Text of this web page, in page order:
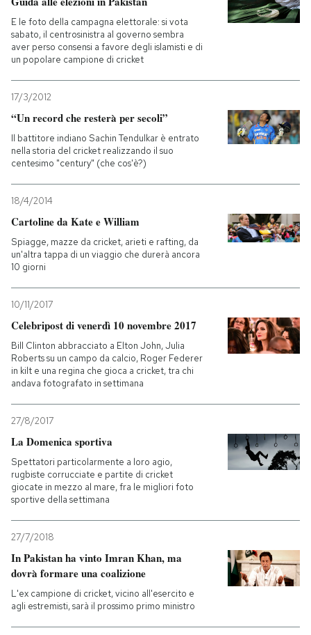
E le foto della campagna elettorale: si vota
sabato, il centrosinistra al governo sembra
aver perso consensi a favore degli islamisti e di
un popolare campione di cricket
17/3/2012
“Un record che resterà per secoli”
Il battitore indiano Sachin Tendulkar è entrato
nella storia del cricket realizzando il suo
centesimo "century" (che cos'è?)
18/4/2014
Cartoline da Kate e William
Spiagge, mazze da cricket, arieti e rafting, da
un'altra tappa di un viaggio che durerà ancora
10 giorni
10/11/2017
Celebripost di venerdì 10 novembre 2017
Bill Clinton abbracciato a Elton John, Julia
Roberts su un campo da calcio, Roger Federer
in kilt e una regina che gioca a cricket, tra chi
andava fotografato in settimana
27/8/2017
La Domenica sportiva
Spettatori particolarmente a loro agio,
rugbiste corrucciate e partite di cricket
giocate in mezzo al mare, fra le migliori foto
sportive della settimana
27/7/2018
In Pakistan ha vinto Imran Khan, ma
dovrà formare una coalizione
L'ex campione di cricket, vicino all'esercito e
agli estremisti, sarà il prossimo primo ministro